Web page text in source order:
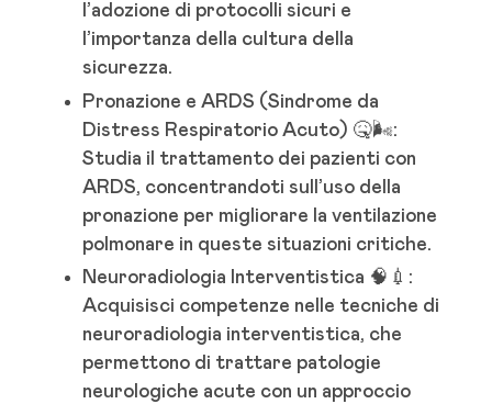
l’adozione di protocolli sicuri e
l’importanza della cultura della
sicurezza.
Pronazione e ARDS (Sindrome da
Distress Respiratorio Acuto) 🤒🌬️:
Studia il trattamento dei pazienti con
ARDS, concentrandoti sull’uso della
pronazione per migliorare la ventilazione
polmonare in queste situazioni critiche.
Neuroradiologia Interventistica 🧠💉:
Acquisisci competenze nelle tecniche di
neuroradiologia interventistica, che
permettono di trattare patologie
neurologiche acute con un approccio